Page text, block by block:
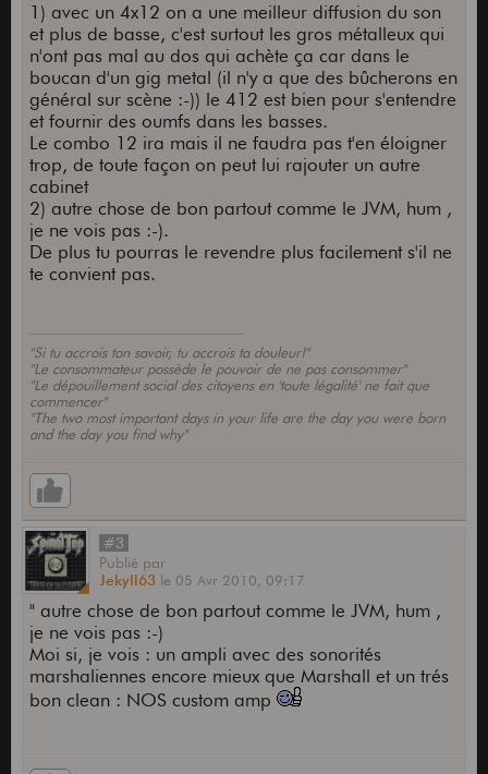
1) avec un 4x12 on a une meilleur diffusion du son
et plus de basse, c'est surtout les gros métalleux qui
n'ont pas mal au dos qui achète ça car dans le
boucan d'un gig metal (il n'y a que des bûcherons en
général sur scène :-)) le 412 est bien pour s'entendre
et fournir des oumfs dans les basses.
Le combo 12 ira mais il ne faudra pas t'en éloigner
trop, de toute façon on peut lui rajouter un autre
cabinet
2) autre chose de bon partout comme le JVM, hum ,
je ne vois pas :-).
De plus tu pourras le revendre plus facilement s'il ne
te convient pas.
"Si tu accrois ton savoir, tu accrois ta douleur!"
"Le consommateur possède le pouvoir de ne pas consommer"
"Le dépouillement social des citoyens en 'toute légalité' ne fait que
commencer"
"The two most important days in your life are the day you were born
and the day you find why"
#3
Publié par
Jekyll63 le 05 Avr 2010, 09:17
" autre chose de bon partout comme le JVM, hum ,
je ne vois pas :-)
Moi si, je vois : un ampli avec des sonorités
marshaliennes encore mieux que Marshall et un trés
bon clean : NOS custom amp